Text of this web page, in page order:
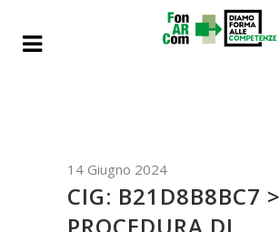
14 Giugno 2024
CIG: B21D8B8BC7 >